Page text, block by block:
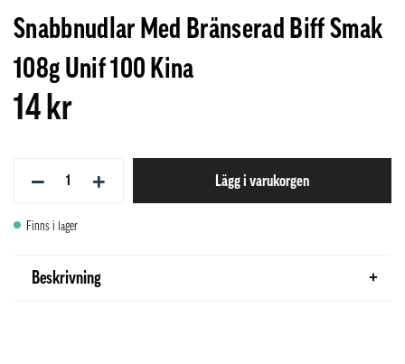
Snabbnudlar Med Bränserad Biff Smak
108g Unif 100 Kina
14 kr
− + Lägg i varukorgen
Finns i lager
Beskrivning